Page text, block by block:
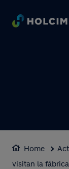
Home
visitan la